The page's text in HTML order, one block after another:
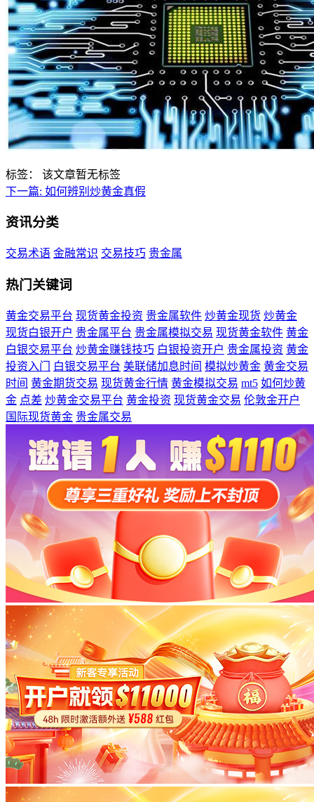
标签：
该文章暂无标签
下一篇: 如何辨别炒黄金真假
资讯分类
交易术语 金融常识 交易技巧 贵金属
热门关键词
黄金交易平台 现货黄金投资 贵金属软件 炒黄金现货 炒黄金
现货白银开户 贵金属平台 贵金属模拟交易 现货黄金软件 黄金
白银交易平台 炒黄金赚钱技巧 白银投资开户 贵金属投资 黄金
投资入门
白银交易平台 美联储加息时间 模拟炒黄金 黄金交易
时间 黄金期货交易 现货黄金行情 黄金模拟交易 mt5 如何炒黄
金 点差 炒黄金交易平台 黄金投资 现货黄金交易 伦敦金开户
国际现货黄金 贵金属交易